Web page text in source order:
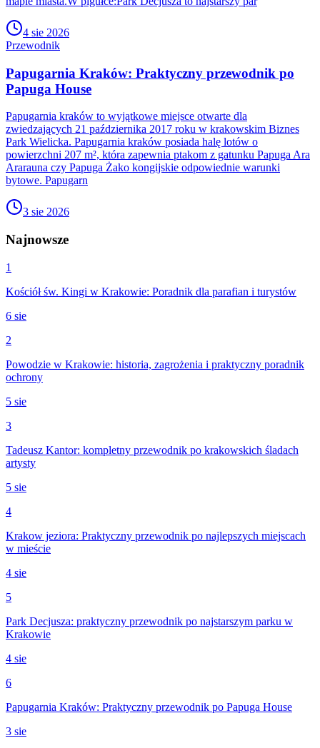
4 sie 2026
Przewodnik
Papugarnia Kraków: Praktyczny przewodnik po
Papuga House
Papugarnia kraków to wyjątkowe miejsce otwarte dla
zwiedzających 21 października 2017 roku w krakowskim Biznes
Park Wielicka. Papugarnia kraków posiada halę lotów o
powierzchni 207 m², która zapewnia ptakom z gatunku Papuga Ara
Ararauna czy Papuga Żako kongijskie odpowiednie warunki
bytowe. Papugarn
3 sie 2026
Najnowsze
1
Kościół św. Kingi w Krakowie: Poradnik dla parafian i turystów
6 sie
2
Powodzie w Krakowie: historia, zagrożenia i praktyczny poradnik
ochrony
5 sie
3
Tadeusz Kantor: kompletny przewodnik po krakowskich śladach
artysty
5 sie
4
Krakow jeziora: Praktyczny przewodnik po najlepszych miejscach
w mieście
4 sie
5
Park Decjusza: praktyczny przewodnik po najstarszym parku w
Krakowie
4 sie
6
Papugarnia Kraków: Praktyczny przewodnik po Papuga House
3 sie